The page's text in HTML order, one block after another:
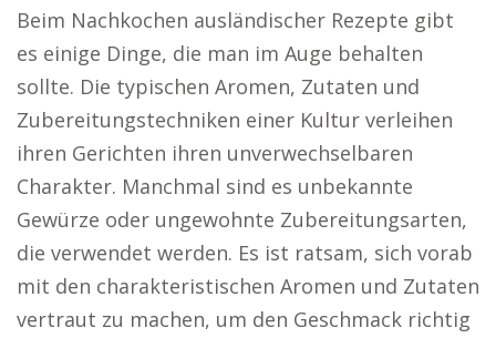
Beim Nachkochen ausländischer Rezepte gibt
es einige Dinge, die man im Auge behalten
sollte. Die typischen Aromen, Zutaten und
Zubereitungstechniken einer Kultur verleihen
ihren Gerichten ihren unverwechselbaren
Charakter. Manchmal sind es unbekannte
Gewürze oder ungewohnte Zubereitungsarten,
die verwendet werden. Es ist ratsam, sich vorab
mit den charakteristischen Aromen und Zutaten
vertraut zu machen, um den Geschmack richtig